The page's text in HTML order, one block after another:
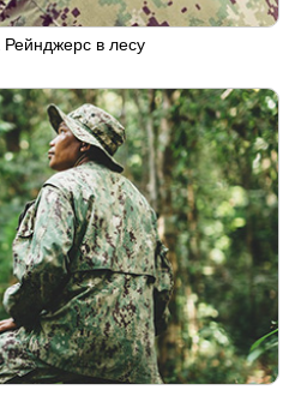
в лесу